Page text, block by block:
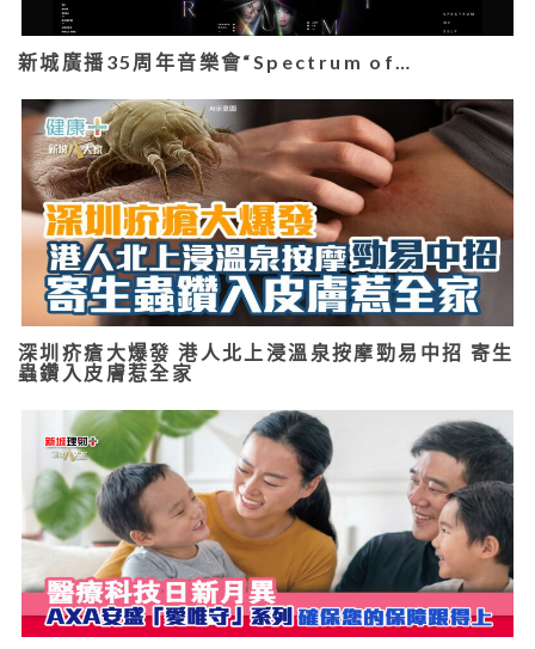
新城廣播35周年音樂會“Spectrum of…
深圳疥瘡大爆發 港人北上浸溫泉按摩勁易中招 寄生
蟲鑽入皮膚惹全家